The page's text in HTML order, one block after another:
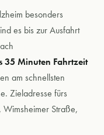
besonders
es bis zur Ausfahrt
35 Minuten Fahrtzeit
am schnellsten
Zieladresse fürs
Wimsheimer Straße,